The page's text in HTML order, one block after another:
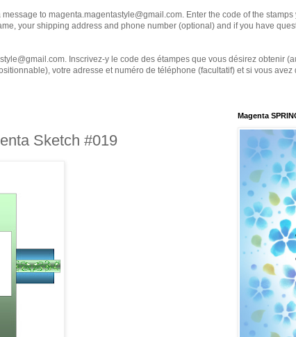
to magenta.magentastyle@gmail.com. Enter the code of the
your shipping address and phone number (optional) and if you have
Inscrivez-y le code des étampes que vous désirez obtenir
votre adresse et numéro de téléphone (facultatif) et si vous avez
Sketch #019
Magenta